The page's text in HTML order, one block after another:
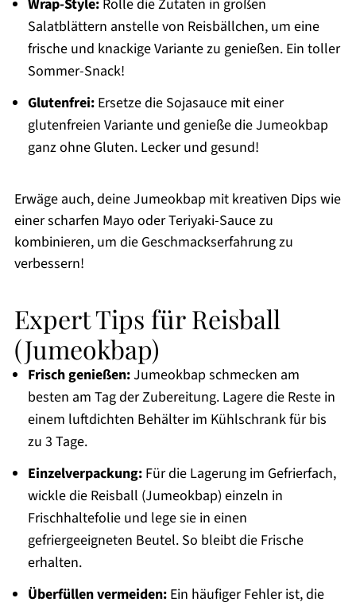
Wrap-Style:Rolle die Zutaten in großen
Salatblättern anstelle von Reisbällchen, um eine
frische und knackige Variante zu genießen. Ein toller
Sommer-Snack!
Glutenfrei:Ersetze die Sojasauce mit einer
glutenfreien Variante und genieße die Jumeokbap
ganz ohne Gluten. Lecker und gesund!
Erwäge auch, deine Jumeokbap mit kreativen Dips wie
einer scharfen Mayo oder Teriyaki-Sauce zu
kombinieren, um die Geschmackserfahrung zu
verbessern!
Expert Tips für Reisball
(Jumeokbap)
Frisch genießen:Jumeokbap schmecken am
besten am Tag der Zubereitung. Lagere die Reste in
einem luftdichten Behälter im Kühlschrank für bis
zu 3 Tage.
Einzelverpackung:Für die Lagerung im Gefrierfach,
wickle die Reisball (Jumeokbap) einzeln in
Frischhaltefolie und lege sie in einen
gefriergeeigneten Beutel. So bleibt die Frische
erhalten.
Überfüllen vermeiden:Ein häufiger Fehler ist, die